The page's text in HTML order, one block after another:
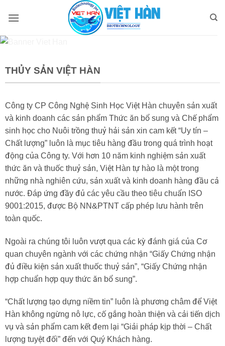
qua
dung
THỦY SẢN VIỆT HÀN
Công ty CP Công Nghệ Sinh Học Việt Hàn chuyên sản xuất
và kinh doanh các sản phẩm Thức ăn bổ sung và Chế phẩm
sinh học cho Nuôi trồng thuỷ hải sản xin cam kết “Uy tín –
Chất lượng” luôn là mục tiêu hàng đầu trong quá trình hoạt
động của Công ty. Với hơn 10 năm kinh nghiệm sản xuất
thức ăn và thuốc thuỷ sản, Việt Hàn tự hào là một trong
những nhà nghiên cứu, sản xuất và kinh doanh hàng đầu cả
nước. Đáp ứng đầy đủ các yêu cầu theo tiêu chuẩn ISO
9001:2015, được Bộ NN&PTNT cấp phép lưu hành trên
toàn quốc.
Ngoài ra chúng tôi luôn vượt qua các kỳ đánh giá của Cơ
quan chuyên ngành với các chứng nhận “Giấy Chứng nhận
đủ điều kiện sản xuất thuốc thuỷ sản”, “Giấy Chứng nhận
hợp chuẩn hợp quy thức ăn bổ sung”.
“Chất lượng tạo dựng niềm tin” luôn là phương châm để Việt
Hàn không ngừng nỗ lực, cố gắng hoàn thiện và cải tiến dịch
vụ và sản phẩm cam kết đem lại “Giải pháp kịp thời – Chất
lượng tuyệt đối” đến với Quý Khách hàng.